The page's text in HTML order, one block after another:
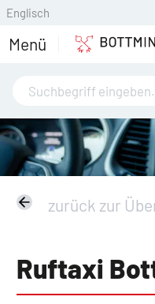
Englisch
Menü
zurück zur
Ruftaxi